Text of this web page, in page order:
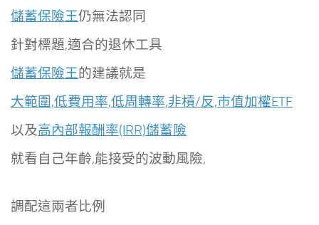
儲蓄保險王仍無法認同
針對標題,適合的退休工具
儲蓄保險王的建議就是
大範圍,低費用率,低周轉率,非槓/反,市值加權ETF
以及高內部報酬率(IRR)儲蓄險
就看自己年齡,能接受的波動風險,
調配這兩者比例